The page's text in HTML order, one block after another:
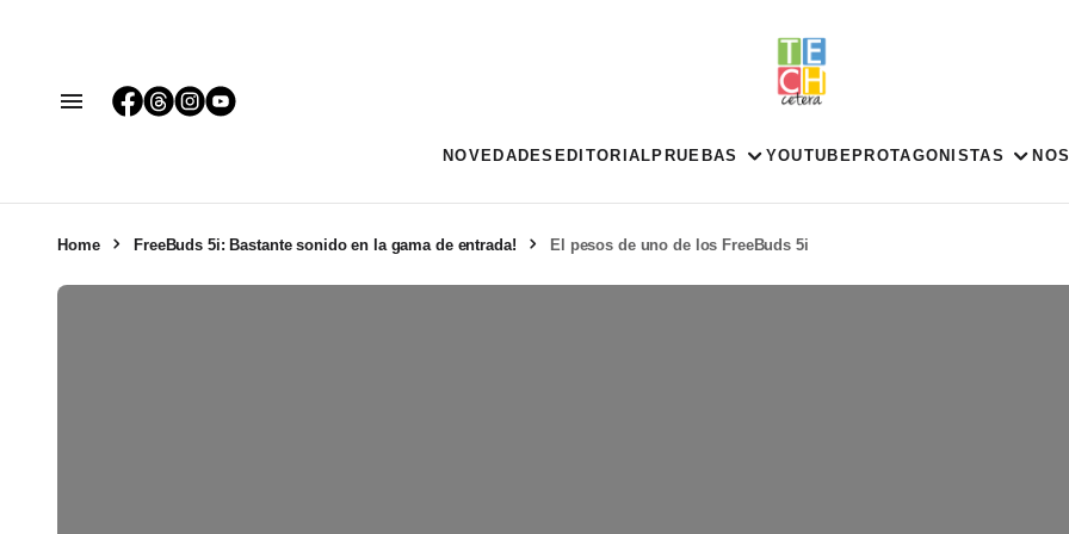
NOVEDADES EDITORIAL PRUEBAS YOUTUBE PROTAGONISTAS
Home FreeBuds 5i: Bastante sonido en la gama de entrada! El pesos de uno de los FreeBuds 5i